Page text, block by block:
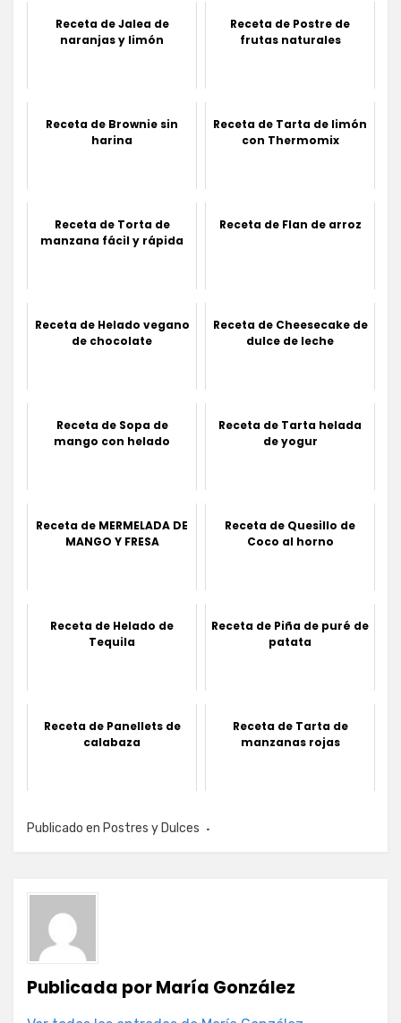
Receta de Jalea de
naranjas y limón
Receta de Postre de
frutas naturales
Receta de Brownie sin
harina
Receta de Tarta de limón
con Thermomix
Receta de Torta de
manzana fácil y rápida
Receta de Flan de arroz
Receta de Helado vegano
de chocolate
Receta de Cheesecake de
dulce de leche
Receta de Sopa de
mango con helado
Receta de Tarta helada
de yogur
Receta de MERMELADA DE
MANGO Y FRESA
Receta de Quesillo de
Coco al horno
Receta de Helado de
Tequila
Receta de Piña de puré de
patata
Receta de Panellets de
calabaza
Receta de Tarta de
manzanas rojas
Publicado en Postres y Dulces
Publicada porMaría González